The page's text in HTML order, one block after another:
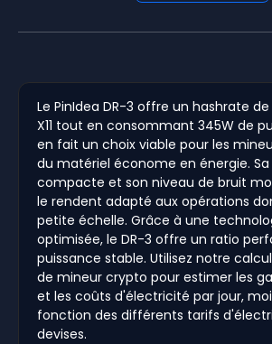
Le PinIdea DR-3 offre un hashrate
X11 tout en consommant 345W de
en fait un choix viable pour les
du matériel économe en énergie.
compacte et son niveau de bruit
le rendent adapté aux opérations
petite échelle. Grâce à une
optimisée, le DR-3 offre un ratio
puissance stable. Utilisez notre
de mineur crypto pour estimer les
et les coûts d'électricité par jour,
fonction des différents tarifs
devises.